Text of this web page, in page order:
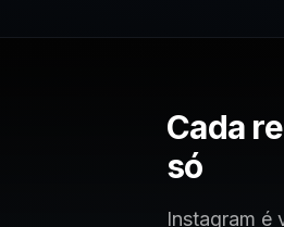
Cada
só
Instagram é